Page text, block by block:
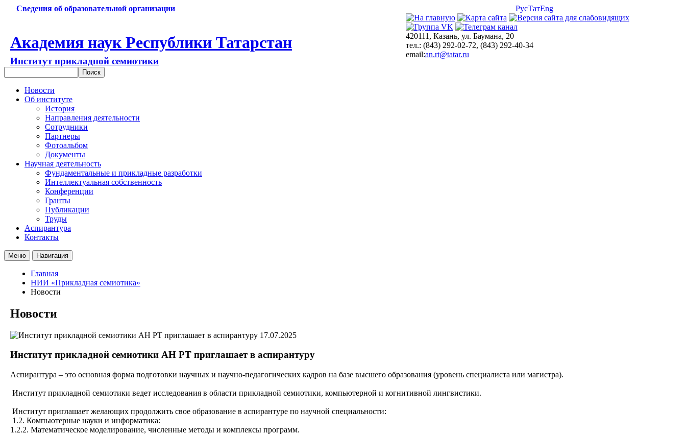
Сведения об образовательной организации РусТатEng
Академия наук Республики Татарстан
Институт прикладной семиотики
420111, Казань, ул. Баумана, 20
тел.: (843) 292-02-72, (843) 292-40-34
email:an.rt@tatar.ru
Новости
Об институте
История
Направления деятельности
Сотрудники
Партнеры
Фотоальбом
Документы
Научная деятельность
Фундаментальные и прикладные разработки
Интеллектуальная собственность
Конференции
Гранты
Публикации
Труды
Аспирантура
Контакты
Меню Навигация
Главная
НИИ «Прикладная семиотика»
Новости
Новости
17.07.2025
Институт прикладной семиотики АН РТ приглашает в аспирантуру
Аспирантура – это основная форма подготовки научных и научно-педагогических кадров на базе высшего образования (уровень специалиста или магистра).
Институт прикладной семиотики ведет исследования в области прикладной семиотики, компьютерной и когнитивной лингвистики.
Институт приглашает желающих продолжить свое образование в аспирантуре по научной специальности:
1.2. Компьютерные науки и информатика:
1.2.2. Математическое моделирование, численные методы и комплексы программ.